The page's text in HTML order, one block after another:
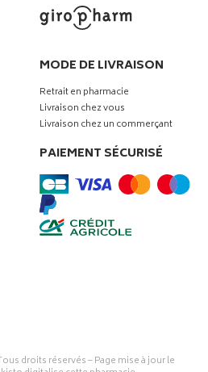
MODE DE LIVRAISON
Retrait en pharmacie
Livraison chez vous
Livraison chez un commerçant
PAIEMENT SÉCURISÉ
droits réservés – Page mise à jour le